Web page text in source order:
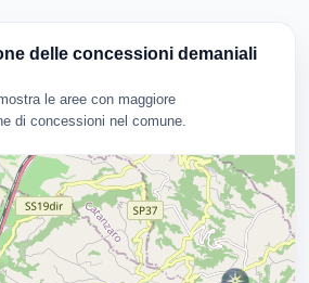
delle concessioni demaniali
le aree con maggiore
di concessioni nel comune.